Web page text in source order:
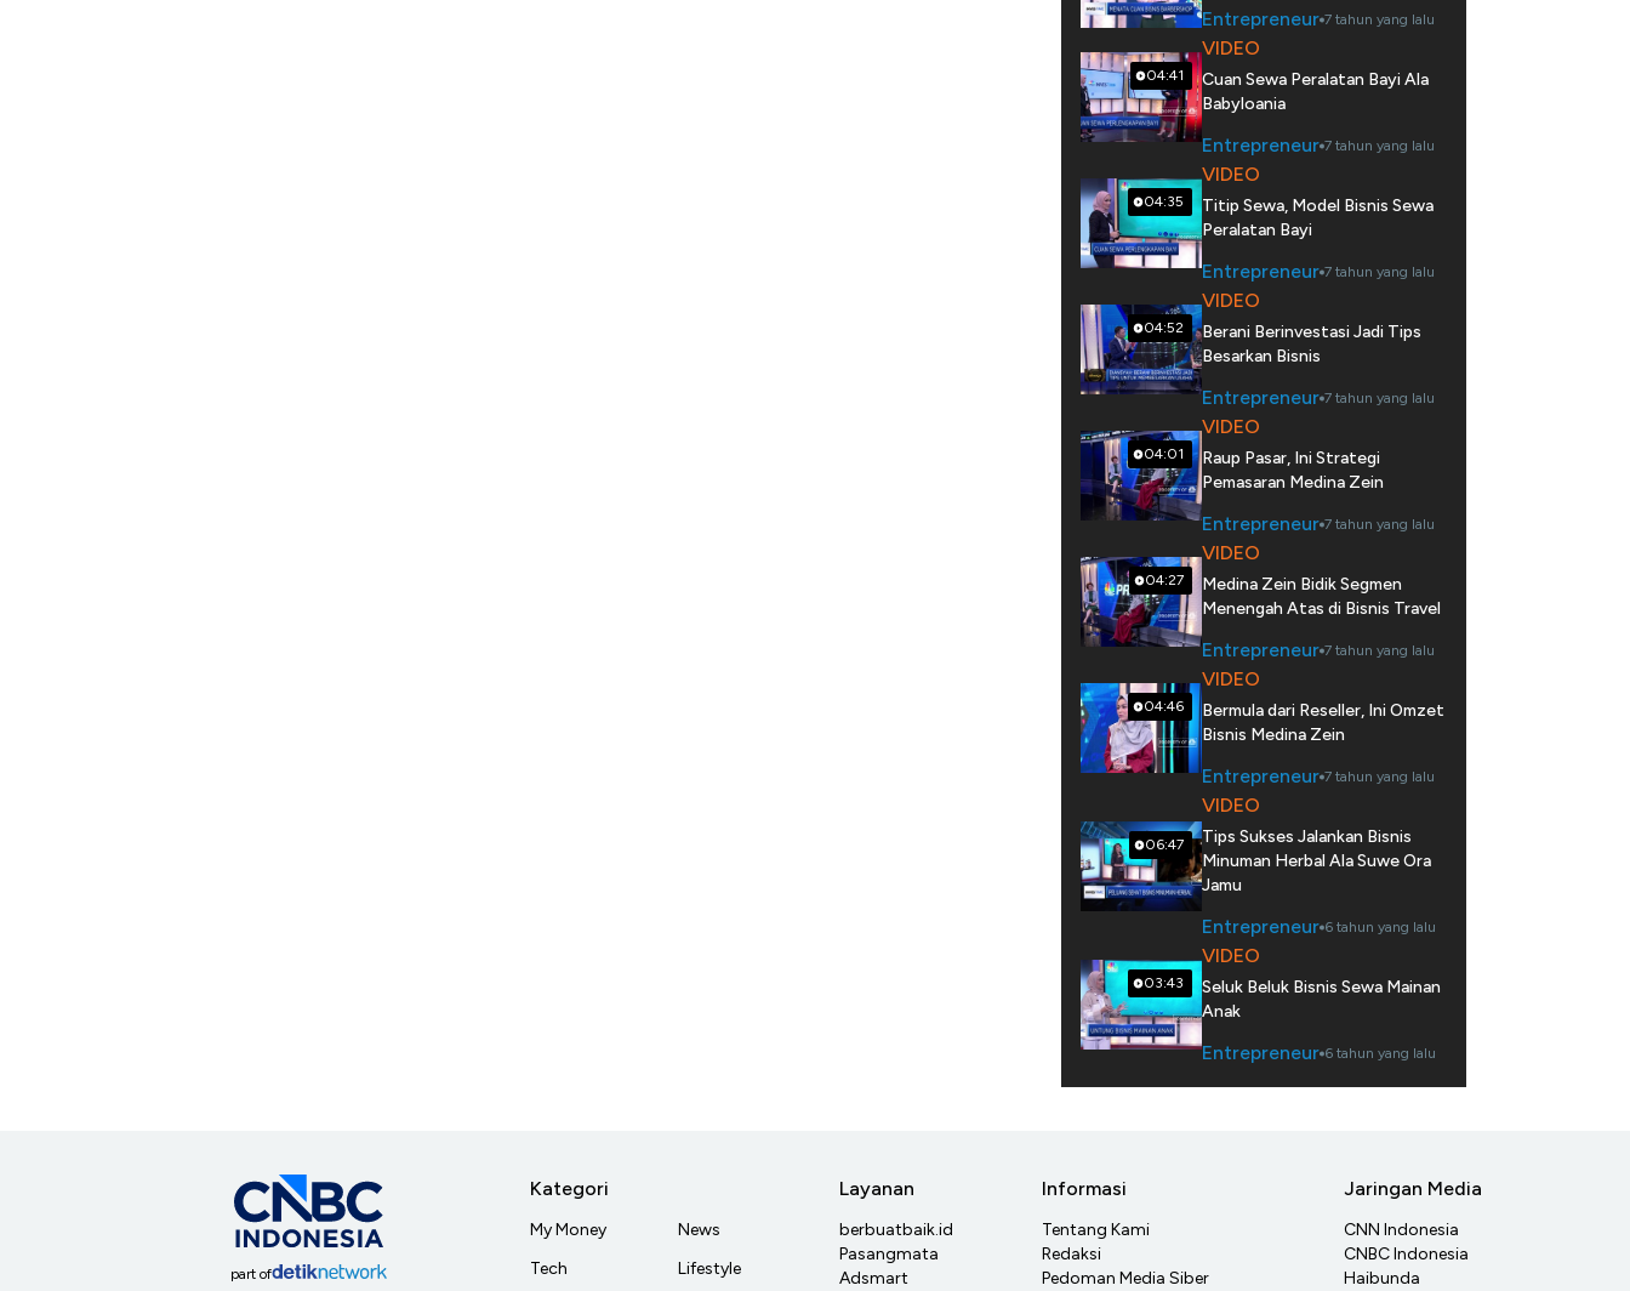
Entrepreneur 7 tahun yang lalu
04:41
VIDEO
Cuan Sewa Peralatan Bayi Ala
Babyloania
Entrepreneur 7 tahun yang lalu
04:35
VIDEO
Titip Sewa, Model Bisnis Sewa
Peralatan Bayi
Entrepreneur 7 tahun yang lalu
04:52
VIDEO
Berani Berinvestasi Jadi Tips
Besarkan Bisnis
Entrepreneur 7 tahun yang lalu
04:01
VIDEO
Raup Pasar, Ini Strategi
Pemasaran Medina Zein
Entrepreneur 7 tahun yang lalu
04:27
VIDEO
Medina Zein Bidik Segmen
Menengah Atas di Bisnis Travel
Entrepreneur 7 tahun yang lalu
04:46
VIDEO
Bermula dari Reseller, Ini Omzet
Bisnis Medina Zein
Entrepreneur 7 tahun yang lalu
06:47
VIDEO
Tips Sukses Jalankan Bisnis
Minuman Herbal Ala Suwe Ora
Jamu
Entrepreneur 6 tahun yang lalu
03:43
VIDEO
Seluk Beluk Bisnis Sewa Mainan
Anak
Entrepreneur 6 tahun yang lalu
part of
Kategori
My Money
Tech
News
Lifestyle
Layanan
berbuatbaik.id
Pasangmata
Adsmart
Informasi
Tentang Kami
Redaksi
Pedoman Media Siber
Jaringan Media
CNN Indonesia
CNBC Indonesia
Haibunda